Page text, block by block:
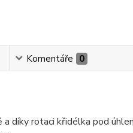
Komentáře 0
díky rotaci křidélka pod